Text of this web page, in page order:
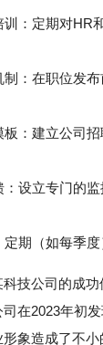
训：定期对HR
在职位发布
建立公司招
立专门的监
（如每季度
技公司的成功
2023年初发
象造成了不